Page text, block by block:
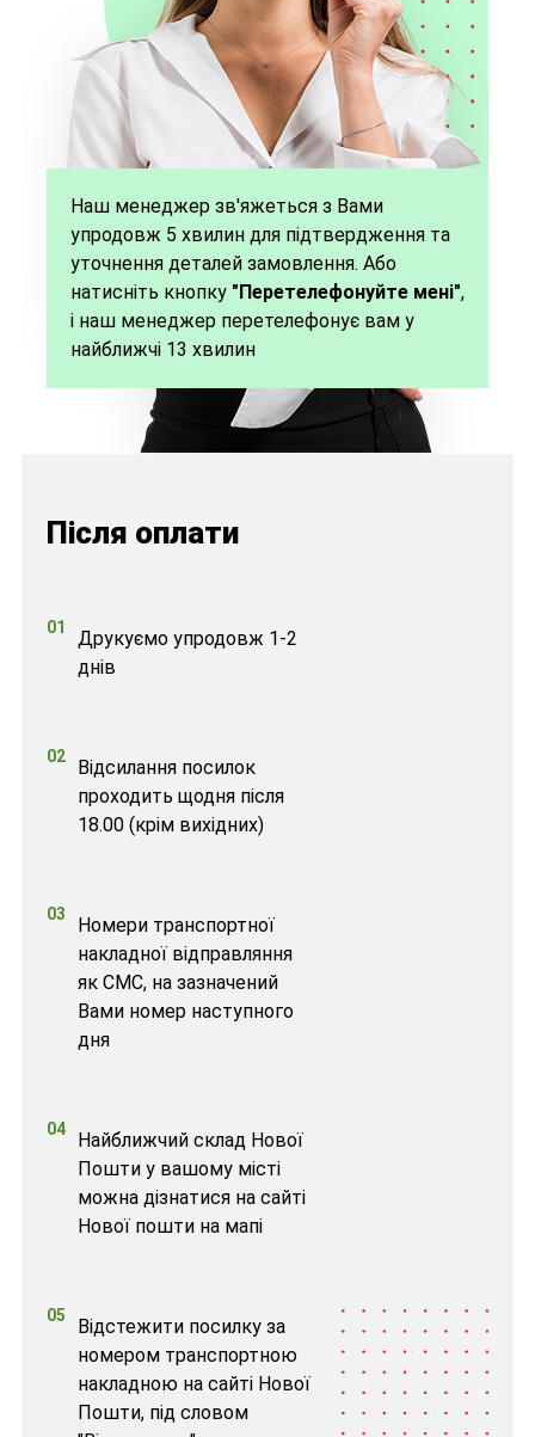
Наш менеджер зв'яжеться з Вами
упродовж 5 хвилин для підтвердження та
уточнення деталей замовлення. Або
натисніть кнопку "Перетелефонуйте мені",
і наш менеджер перетелефонує вам у
найближчі 13 хвилин
Після оплати
01
Друкуємо упродовж 1-2
днів
02
Відсилання посилок
проходить щодня після
18.00 (крім вихідних)
03
Номери транспортної
накладної відправляння
як СМС, на зазначений
Вами номер наступного
дня
04
Найближчий склад Нової
Пошти у вашому місті
можна дізнатися на сайті
Нової пошти на мапі
05
Відстежити посилку за
номером транспортною
накладною на сайті Нової
Пошти, під словом